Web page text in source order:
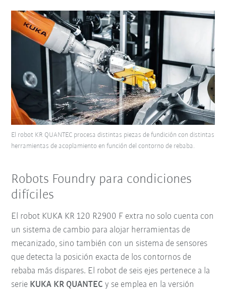
El robot KR QUANTEC procesa distintas piezas de fundición con distintas
herramientas de acoplamiento en función del contorno de rebaba.
Robots Foundry para condiciones
difíciles
El robot KUKA KR 120 R2900 F extra no solo cuenta con
un sistema de cambio para alojar herramientas de
mecanizado, sino también con un sistema de sensores
que detecta la posición exacta de los contornos de
rebaba más dispares. El robot de seis ejes pertenece a la
serie KUKA KR QUANTEC y se emplea en la versión